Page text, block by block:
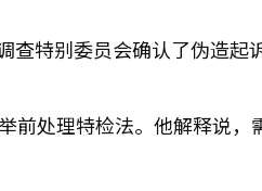
特别委员会确认了伪造起
前处理特检法。他解释说